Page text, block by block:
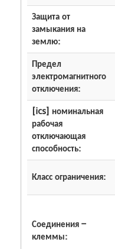
Защита от
замыкания на
землю:
Предел
электромагнитного
отключения:
[ics] номинальная
рабочая
отключающая
способность:
Класс ограничения:
Соединения –
клеммы: